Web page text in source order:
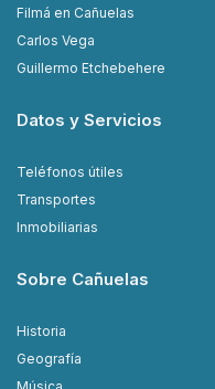
Filmá en Cañuelas
Carlos Vega
Guillermo Etchebehere
Datos y Servicios
Teléfonos útiles
Transportes
Inmobiliarias
Sobre Cañuelas
Historia
Geografía